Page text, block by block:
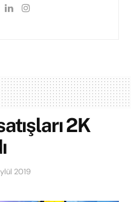
2K
2019